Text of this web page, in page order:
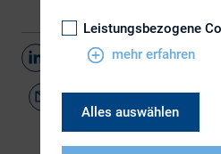
Teilen
Leistungsbezogene
mehr erfahren
Alles auswählen